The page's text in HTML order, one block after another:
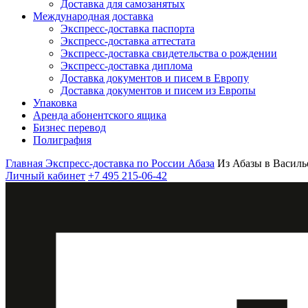
Доставка для самозанятых
Международная доставка
Экспресс-доставка паспорта
Экспресс-доставка аттестата
Экспресс-доставка свидетельства о рождении
Экспресс-доставка диплома
Доставка документов и писем в Европу
Доставка документов и писем из Европы
Упаковка
Аренда абонентского ящика
Бизнес перевод
Полиграфия
Главная Экспресс-доставка по России Абаза Из Абазы в
Личный кабинет +7 495 215-06-42